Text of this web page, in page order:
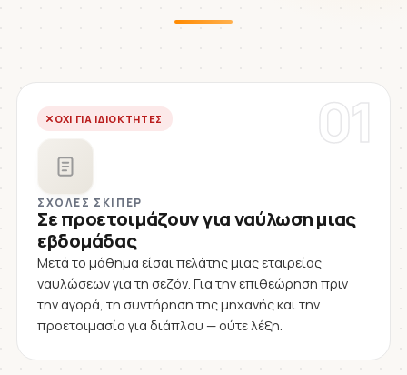
01
ΌΧΙ ΓΙΑ ΙΔΙΟΚΤΉΤΕΣ
ΣΧΟΛΈΣ ΣΚΊΠΕΡ
Σε προετοιμάζουν για ναύλωση μιας
εβδομάδας
Μετά το μάθημα είσαι πελάτης μιας εταιρείας
ναυλώσεων για τη σεζόν. Για την επιθεώρηση πριν
την αγορά, τη συντήρηση της μηχανής και την
προετοιμασία για διάπλου — ούτε λέξη.